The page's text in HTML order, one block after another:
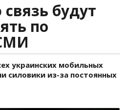
будут
по
украинских мобильных
силовики из-за постоянных